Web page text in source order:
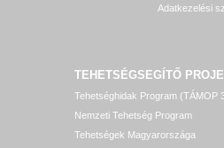
Adatkezelési
TEHETSÉGSEGÍTŐ
Tehetséghidak Program (TÁMOP
Nemzeti Tehetség Program
Tehetségek Magyarországa